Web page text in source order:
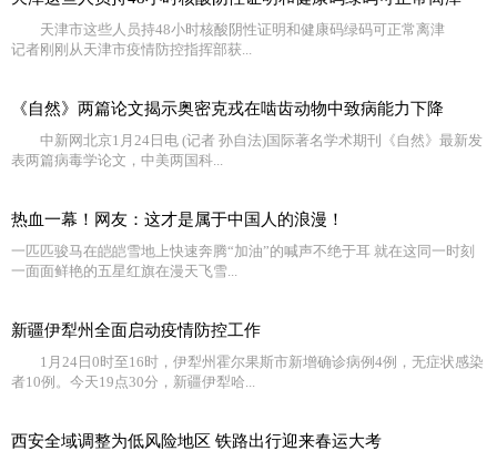
天津市这些人员持48小时核酸阴性证明和健康码绿码可正常离津
记者刚刚从天津市疫情防控指挥部获...
《自然》两篇论文揭示奥密克戎在啮齿动物中致病能力下降
中新网北京1月24日电 (记者 孙自法)国际著名学术期刊《自然》最新发
表两篇病毒学论文，中美两国科...
热血一幕！网友：这才是属于中国人的浪漫！
一匹匹骏马在皑皑雪地上快速奔腾“加油”的喊声不绝于耳 就在这同一时刻
一面面鲜艳的五星红旗在漫天飞雪...
新疆伊犁州全面启动疫情防控工作
1月24日0时至16时，伊犁州霍尔果斯市新增确诊病例4例，无症状感染
者10例。今天19点30分，新疆伊犁哈...
西安全域调整为低风险地区 铁路出行迎来春运大考